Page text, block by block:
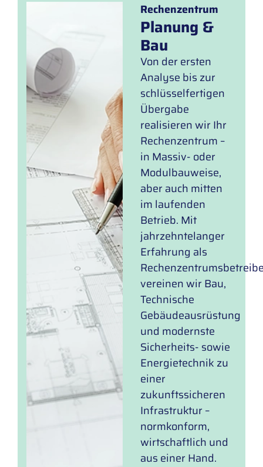
Rechenzentrum
Planung &
Bau
Von der ersten
Analyse bis zur
schlüsselfertigen
Übergabe
realisieren wir Ihr
Rechenzentrum –
in Massiv- oder
Modulbauweise,
aber auch mitten
im laufenden
Betrieb. Mit
jahrzehntelanger
Erfahrung als
vereinen wir Bau,
Technische
Gebäudeausrüstung
und modernste
Sicherheits- sowie
Energietechnik zu
einer
zukunftssicheren
Infrastruktur –
normkonform,
wirtschaftlich und
aus einer Hand.